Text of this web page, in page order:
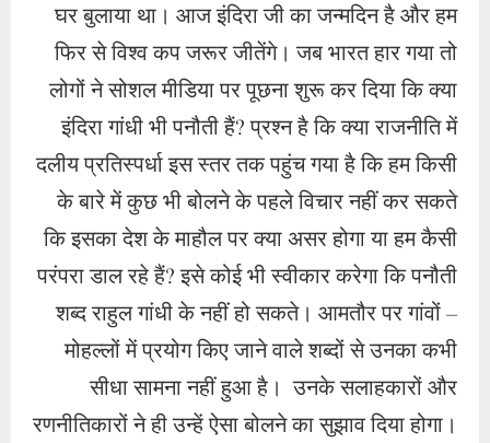
घर बुलाया था। आज इंदिरा जी का जन्मदिन है और हम
फिर से विश्व कप जरूर जीतेंगे। जब भारत हार गया तो
लोगों ने सोशल मीडिया पर पूछना शुरू कर दिया कि क्या
इंदिरा गांधी भी पनौती हैं? प्रश्न है कि क्या राजनीति में
दलीय प्रतिस्पर्धा इस स्तर तक पहुंच गया है कि हम किसी
के बारे में कुछ भी बोलने के पहले विचार नहीं कर सकते
कि इसका देश के माहौल पर क्या असर होगा या हम कैसी
परंपरा डाल रहे हैं? इसे कोई भी स्वीकार करेगा कि पनौती
शब्द राहुल गांधी के नहीं हो सकते। आमतौर पर गांवों –
मोहल्लों में प्रयोग किए जाने वाले शब्दों से उनका कभी
सीधा सामना नहीं हुआ है। उनके सलाहकारों और
रणनीतिकारों ने ही उन्हें ऐसा बोलने का सुझाव दिया होगा।